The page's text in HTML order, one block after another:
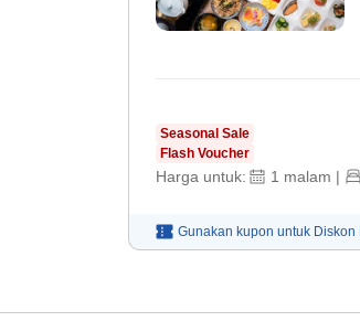
Seasonal Sale
Flash Voucher
Harga untuk: 1 malam |
Gunakan kupon untuk Diskon